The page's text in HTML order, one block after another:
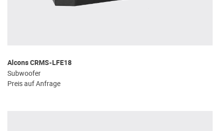
Alcons CRMS-LFE18
Subwoofer
Preis auf Anfrage